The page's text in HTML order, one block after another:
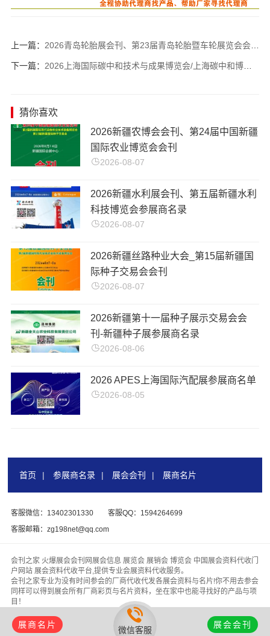
上一篇： 2026青岛轮胎展会刊、第23届青岛轮胎暨车轮展览会会刊参展商名录
下一篇： 2026上海国际碳中和技术与成果博览会/上海碳中和博览会会刊
猜你喜欢
​2026新疆农博会会刊、第24届中国新疆
国际农业博览会会刊
2026-08-07
2026新疆水利展会刊、第五届新疆水利
科技博览会参展商名录
2026-08-07
2026新疆丝路种业大会_第15届新疆国
际种子交易会会刊
2026-08-07
2026新疆第十一届种子展示交易会会
刊-新疆种子展参展商名录
2026-08-06
2026 APES上海国际汽配展参展商名单
2026-08-05
首页 | 参展商名录 | 展会会刊 | 展商名片
客服微信：13402301330
客服QQ：1594264699
客服邮箱：zg198net@qq.com
会刊之家 火爆展会会刊网展会信息 展览会 展销会 博览会 中国展会资料代收门
户网站 展会资料代收平台,提供专业会展资料代收服务。
会刊之家专业为没有时间参会的厂商代收代发各展会资料与名片!你不用去参会
同样可以得到展会所有厂商彩页与名片资料，坐在家中也能寻找好的产品与项
目！
【会刊之家www.zhanhuihuikan.com】
羊，为客户找厂家、为厂家找客户！
展商名片
微信客服
展会会刊